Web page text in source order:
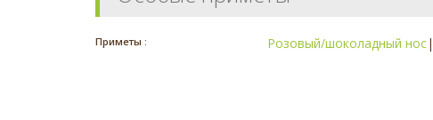
Приметы : Розовый/шоколадный нос|